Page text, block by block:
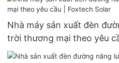
Nhà máy sản xuất đèn
trời thương mại theo yêu